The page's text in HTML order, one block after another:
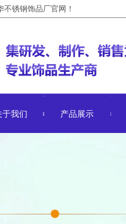
锈钢饰品厂官网！
于我们 产品展示